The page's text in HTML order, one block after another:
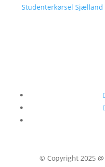
Studenterkørsel Sjælland
© Copyright 2025